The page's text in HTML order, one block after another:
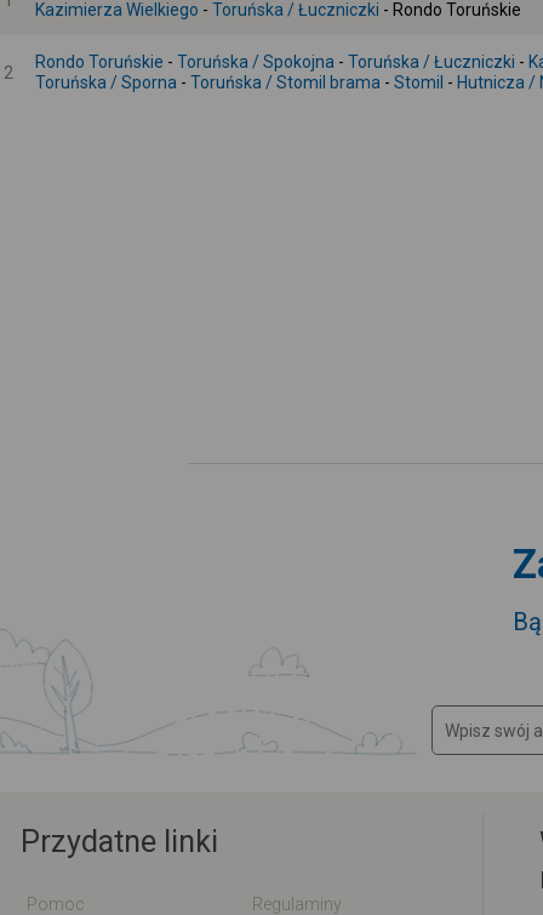
Kazimierza Wielkiego - Toruńska / Łuczniczki - Rondo Toruńskie
2
Rondo Toruńskie - Toruńska / Spokojna - Toruńska / Łuczniczki -
Toruńska / Sporna - Toruńska / Stomil brama - Stomil - Hutnicza /
Przydatne linki
Pomoc
Regulaminy